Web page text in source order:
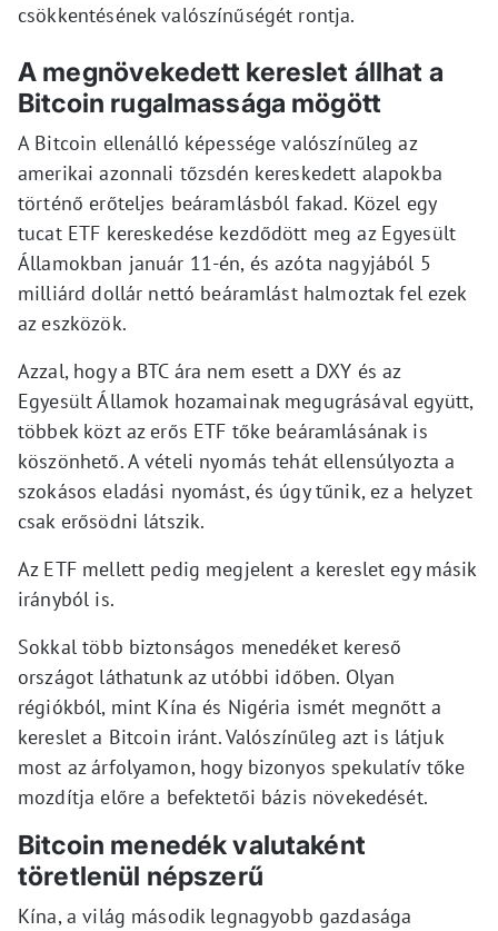
csökkentésének valószínűségét rontja.
A megnövekedett kereslet állhat a
Bitcoin rugalmassága mögött
A Bitcoin ellenálló képessége valószínűleg az
amerikai azonnali tőzsdén kereskedett alapokba
történő erőteljes beáramlásból fakad. Közel egy
tucat ETF kereskedése kezdődött meg az Egyesült
Államokban január 11-én, és azóta nagyjából 5
milliárd dollár nettó beáramlást halmoztak fel ezek
az eszközök.
Azzal, hogy a BTC ára nem esett a DXY és az
Egyesült Államok hozamainak megugrásával együtt,
többek közt az erős ETF tőke beáramlásának is
köszönhető. A vételi nyomás tehát ellensúlyozta a
szokásos eladási nyomást, és úgy tűnik, ez a helyzet
csak erősödni látszik.
Az ETF mellett pedig megjelent a kereslet egy másik
irányból is.
Sokkal több biztonságos menedéket kereső
országot láthatunk az utóbbi időben. Olyan
régiókból, mint Kína és Nigéria ismét megnőtt a
kereslet a Bitcoin iránt. Valószínűleg azt is látjuk
most az árfolyamon, hogy bizonyos spekulatív tőke
mozdítja előre a befektetői bázis növekedését.
Bitcoin menedék valutaként
töretlenül népszerű
Kína, a világ második legnagyobb gazdasága